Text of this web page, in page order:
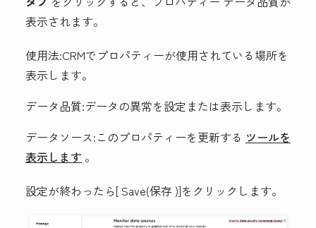
表示されます。
使用法:CRMでプロパティーが使用されている場所を
表示します。
データ品質:データの異常を設定または表示します。
データソース:このプロパティーを更新する ツールを
表示します 。
設定が終わったら[Save(保存 )]をクリックします。